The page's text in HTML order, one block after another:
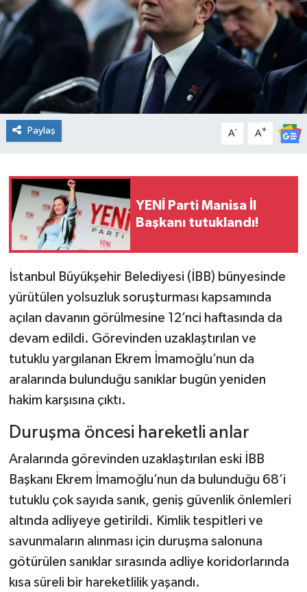
Paylaş A- A+
YENİ Parti Manisa İl
Başkanı tutuklandı!
İstanbul Büyükşehir Belediyesi (İBB) bünyesinde
yürütülen yolsuzluk soruşturması kapsamında
açılan davanın görülmesine 12’nci haftasında da
devam edildi. Görevinden uzaklaştırılan ve
tutuklu yargılanan Ekrem İmamoğlu’nun da
aralarında bulunduğu sanıklar bugün yeniden
hakim karşısına çıktı.
Duruşma öncesi hareketli anlar
Aralarında görevinden uzaklaştırılan eski İBB
Başkanı Ekrem İmamoğlu’nun da bulunduğu 68’i
tutuklu çok sayıda sanık, geniş güvenlik önlemleri
altında adliyeye getirildi. Kimlik tespitleri ve
savunmaların alınması için duruşma salonuna
götürülen sanıklar sırasında adliye koridorlarında
kısa süreli bir hareketlilik yaşandı.
Spor
Teknoloji
Tatil ve Seyahat
Çevre